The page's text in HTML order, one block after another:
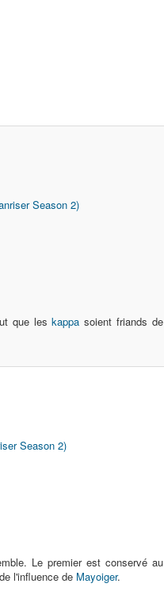
Season 2)
que leskappa soient friands de
Season 2)
Le premier est conservé au
de l'influence de Mayoiger.